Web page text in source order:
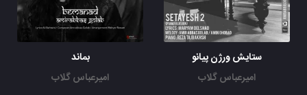
پس از این نباشد تو چشمام حیایی
بگو پس خدایا خدایا کجایی
پس از این نگویم سپاست خدایم
اگر که تو این عشق بر من بر من بر من نیایی
ستایش ورژن پیانو
امیرعباس گلاب
بماند
امیرعباس گلاب